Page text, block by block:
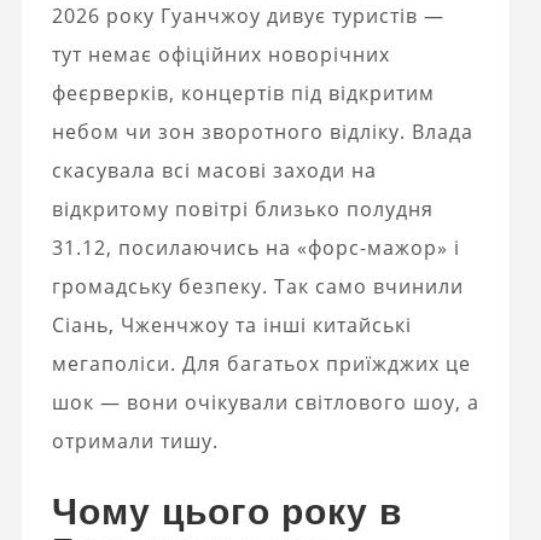
2026 року Гуанчжоу дивує туристів —
тут немає офіційних новорічних
феєрверків, концертів під відкритим
небом чи зон зворотного відліку. Влада
скасувала всі масові заходи на
відкритому повітрі близько полудня
31.12, посилаючись на «форс-мажор» і
громадську безпеку. Так само вчинили
Сіань, Чженчжоу та інші китайські
мегаполіси. Для багатьох приїжджих це
шок — вони очікували світлового шоу, а
отримали тишу.
Чому цього року в